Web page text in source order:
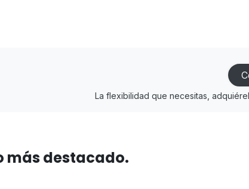
La flexibilidad que necesitas,
más destacado.